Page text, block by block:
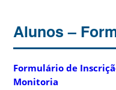
Alunos –
Formulário de
Monitoria